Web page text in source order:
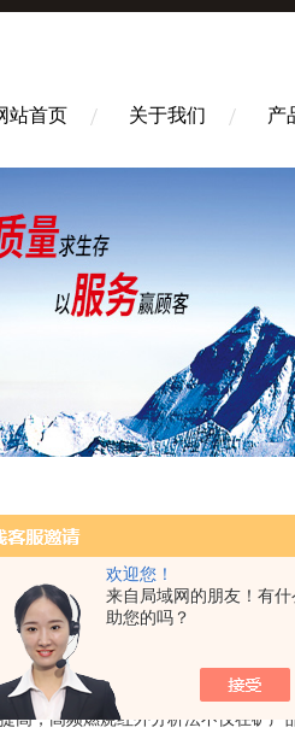
欢迎您！
来自局域网的朋友！有
助您的吗？
站首页 关于我们 产
高频红外碳硫
更新时间：
，高频燃烧红外分析法不仅在矿产